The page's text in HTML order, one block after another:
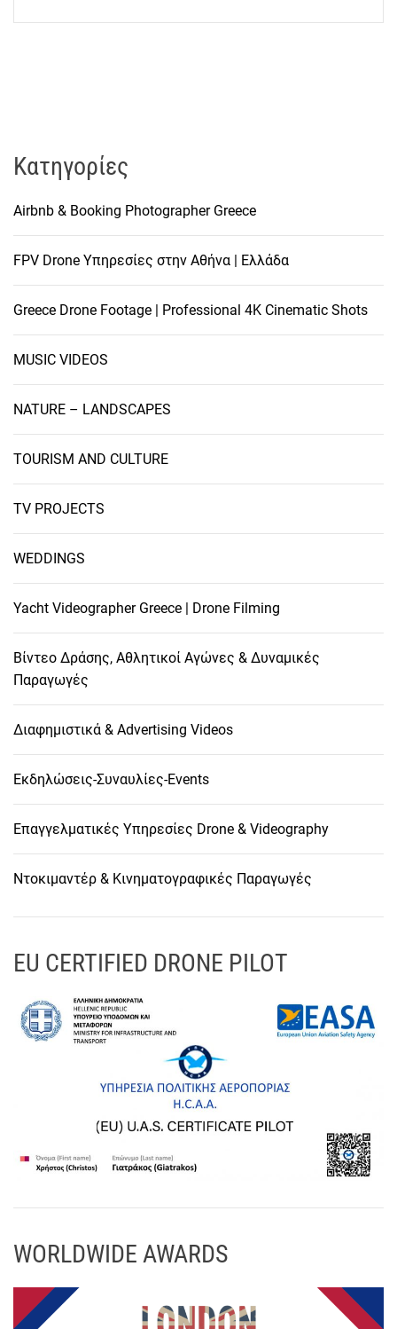
Kατηγορίες
Airbnb & Booking Photographer Greece
FPV Drone Υπηρεσίες στην Αθήνα | Ελλάδα
Greece Drone Footage | Professional 4K Cinematic Shots
MUSIC VIDEOS
NATURE – LANDSCAPES
TOURISM AND CULTURE
TV PROJECTS
WEDDINGS
Yacht Videographer Greece | Drone Filming
Βίντεο Δράσης, Αθλητικοί Αγώνες & Δυναμικές
Παραγωγές
Διαφημιστικά & Advertising Videos
Εκδηλώσεις-Συναυλίες-Events
Επαγγελματικές Υπηρεσίες Drone & Videography
Ντοκιμαντέρ & Κινηματογραφικές Παραγωγές
EU CERTIFIED DRONE PILOT
WORLDWIDE AWARDS